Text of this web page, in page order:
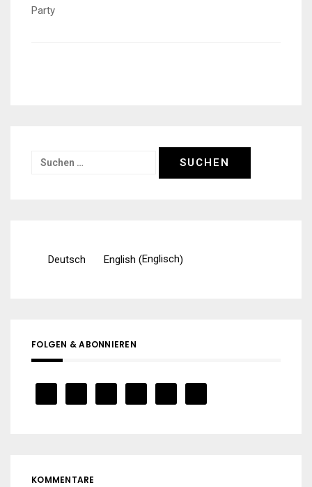
Party
Suchen
Deutsch English (Englisch)
FOLGEN & ABONNIEREN
KOMMENTARE